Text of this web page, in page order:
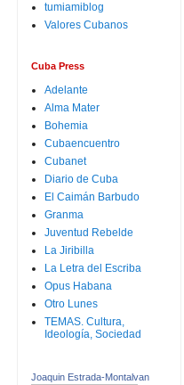
tumiamiblog
Valores Cubanos
Cuba Press
Adelante
Alma Mater
Bohemia
Cubaencuentro
Cubanet
Diario de Cuba
El Caimán Barbudo
Granma
Juventud Rebelde
La Jiribilla
La Letra del Escriba
Opus Habana
Otro Lunes
TEMAS. Cultura,
Ideología, Sociedad
Joaquin Estrada-Montalvan